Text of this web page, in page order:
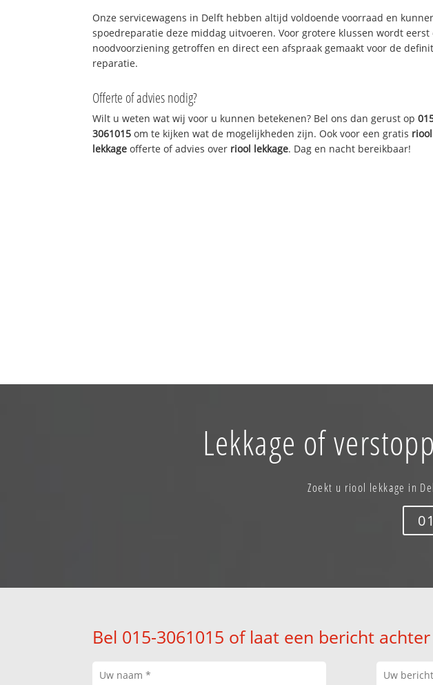
Onze servicewagens in Delft hebben altijd voldoende voorraad en
spoedreparatie deze middag uitvoeren. Voor grotere klussen wordt eerst
noodvoorziening getroffen en direct een afspraak gemaakt voor de
reparatie.
Offerte of advies nodig?
Wilt u weten wat wij voor u kunnen betekenen? Bel ons dan gerust op
3061015 om te kijken wat de mogelijkheden zijn. Ook voor een gratis riool
lekkage offerte of advies over riool lekkage. Dag en nacht bereikbaar!
Lekkage of
Zoekt u riool lekkage in
Bel 015-3061015 of laat een bericht